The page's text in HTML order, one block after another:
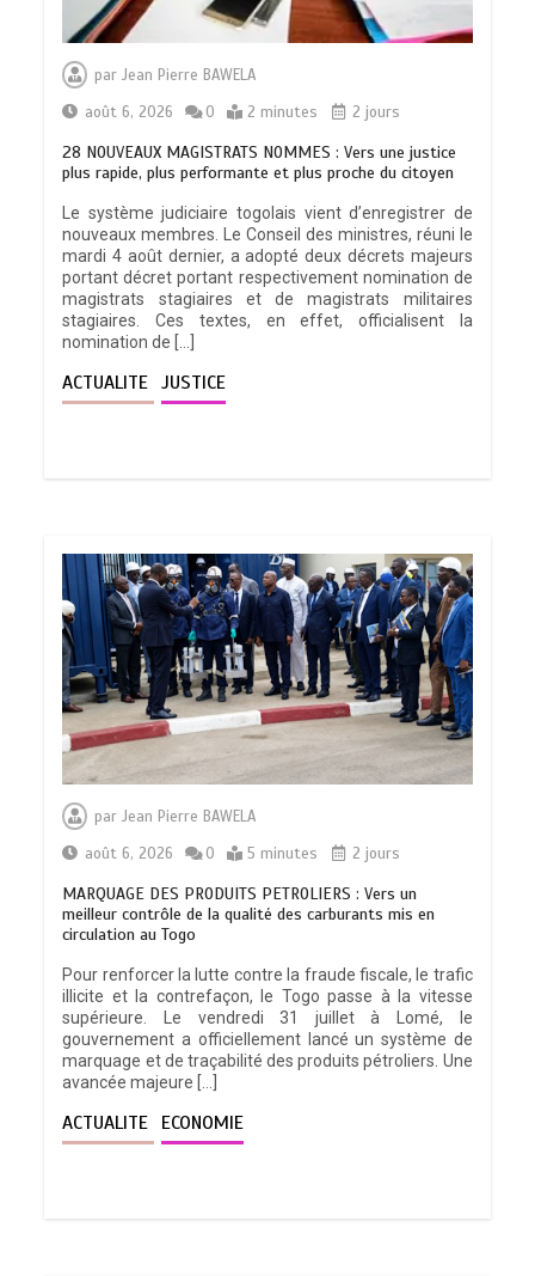
parJean Pierre BAWELA
août 6, 2026
0 2 minutes 2 jours
28 NOUVEAUX MAGISTRATS NOMMES : Vers une justice
plus rapide, plus performante et plus proche du citoyen
Le système judiciaire togolais vient d’enregistrer de
nouveaux membres. Le Conseil des ministres, réuni le
mardi 4 août dernier, a adopté deux décrets majeurs
portant décret portant respectivement nomination de
magistrats stagiaires et de magistrats militaires
stagiaires. Ces textes, en effet, officialisent la
nomination de […]
ACTUALITE JUSTICE
parJean Pierre BAWELA
août 6, 2026
0 5 minutes 2 jours
MARQUAGE DES PRODUITS PETROLIERS : Vers un
meilleur contrôle de la qualité des carburants mis en
circulation au Togo
Pour renforcer la lutte contre la fraude fiscale, le trafic
illicite et la contrefaçon, le Togo passe à la vitesse
supérieure. Le vendredi 31 juillet à Lomé, le
gouvernement a officiellement lancé un système de
marquage et de traçabilité des produits pétroliers. Une
avancée majeure […]
ACTUALITE ECONOMIE